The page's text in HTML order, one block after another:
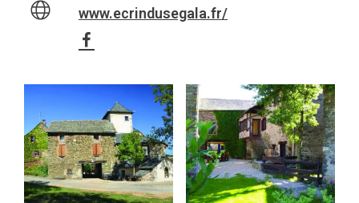
www.ecrindusegala.fr/